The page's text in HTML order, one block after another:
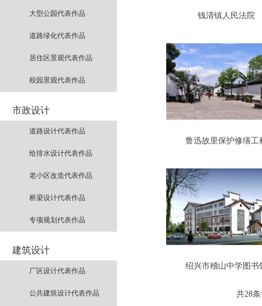
大型公园代表作品
道路绿化代表作品
居住区景观代表作品
校园景观代表作品
市政设计
道路设计代表作品
给排水设计代表作品
老小区改造代表作品
桥梁设计代表作品
专项规划代表作品
建筑设计
厂区设计代表作品
公共建筑设计代表作品
钱清镇人民法院
鲁迅故里保护修缮工
绍兴市稽山中学图书
共28